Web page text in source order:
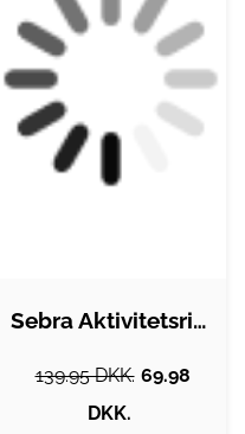
Sebra Aktivitetsring - Regnbue - Fuglen…
139.95 DKK. 69.98
DKK.